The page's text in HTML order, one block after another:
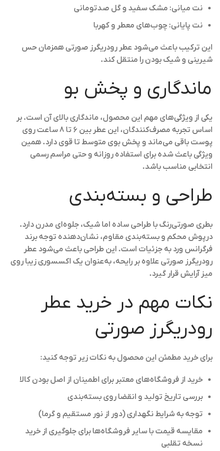
نت میانی: مشک سفید و گل صدتومانی
نت پایانی: چوب‌های معطر و کهربا
این ترکیب باعث می‌شود عطر رودریگرز صورتی همزمان حس
شیرینی و شیک بودن را منتقل کند.
ماندگاری و پخش بو
یکی از ویژگی‌های مهم این محصول، ماندگاری بالای آن است. بر
اساس تجربه مصرف‌کنندگان، این عطر بین ۶ تا ۸ ساعت روی
پوست باقی می‌ماند و پخش بوی متوسط تا قوی دارد. همین
ویژگی باعث شده برای استفاده روزانه و حتی مراسم رسمی
انتخابی مناسب باشد.
طراحی و بسته‌بندی
بطری صورتی‌رنگ با طراحی ساده اما شیک، جلوه‌ای مدرن دارد.
درپوش محکم و بسته‌بندی مقاوم، نشان‌دهنده توجه برند
فرگرانس ورد به جزئیات است. این طراحی باعث می‌شود عطر
رودریگرز صورتی علاوه بر رایحه، به‌عنوان یک اکسسوری زیبا روی
میز آرایش قرار گیرد.
نکات مهم در خرید عطر
رودریگرز صورتی
برای خرید مطمئن این محصول به نکات زیر توجه کنید:
خرید از فروشگاه‌های معتبر برای اطمینان از اصل بودن کالا
بررسی تاریخ تولید و انقضا روی بسته‌بندی
توجه به شرایط نگهداری (دور از نور مستقیم و گرما)
مقایسه قیمت با سایر فروشگاه‌ها برای جلوگیری از خرید
نسخه تقلبی